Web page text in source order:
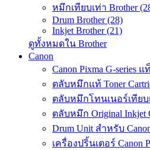
หมึกเทียบเท่า Brother
Drum Brother (28)
Inkjet Brother (21)
ดูทั้งหมดใน Brother
Canon
Canon Pixma G-series
ตลับหมึกแท้ Toner
ตลับหมึกโทนเนอร์เทียบ
ตลับหมึก Original Inkjet
Drum Unit สำหรับ
เครื่องปริ้นเตอร์ Canon